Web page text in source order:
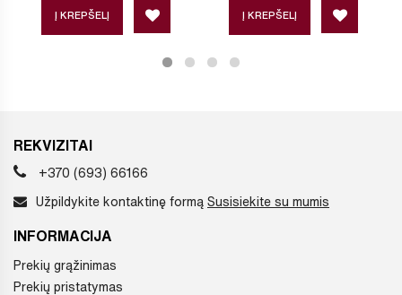
Į KREPŠELĮ Į KREPŠELĮ
REKVIZITAI
+370 (693) 66166
Užpildykite kontaktinę formą Susisiekite su mumis
INFORMACIJA
Prekių grąžinimas
Prekių pristatymas